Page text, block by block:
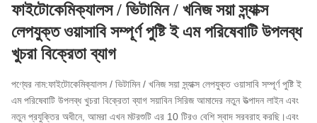
ফাইটোকেমিক্যালস / ভিটামিন / খনিজ সয়া স্ন্যাক্স
লেপযুক্ত ওয়াসাবি সম্পূর্ণ পুষ্টি ই এম পরিষেবাটি উপলব্ধ
খুচরা বিক্রেতা ব্যাগ
পণ্যের নাম:ফাইটোকেমিক্যালস / ভিটামিন / খনিজ সয়া স্ন্যাক্স লেপযুক্ত ওয়াসাবি সম্পূর্ণ পুষ্টি ই
এম পরিষেবাটি উপলব্ধ খুচরা বিক্রেতা ব্যাগ সয়াবিন সিরিজ আমাদের নতুন উত্পাদন লাইন এবং
নতুন প্রযুক্তির অধীনে, আমরা এখন মটরশুটি এর 10 টিরও বেশি স্বাদ সরবরাহ করছি।এবং